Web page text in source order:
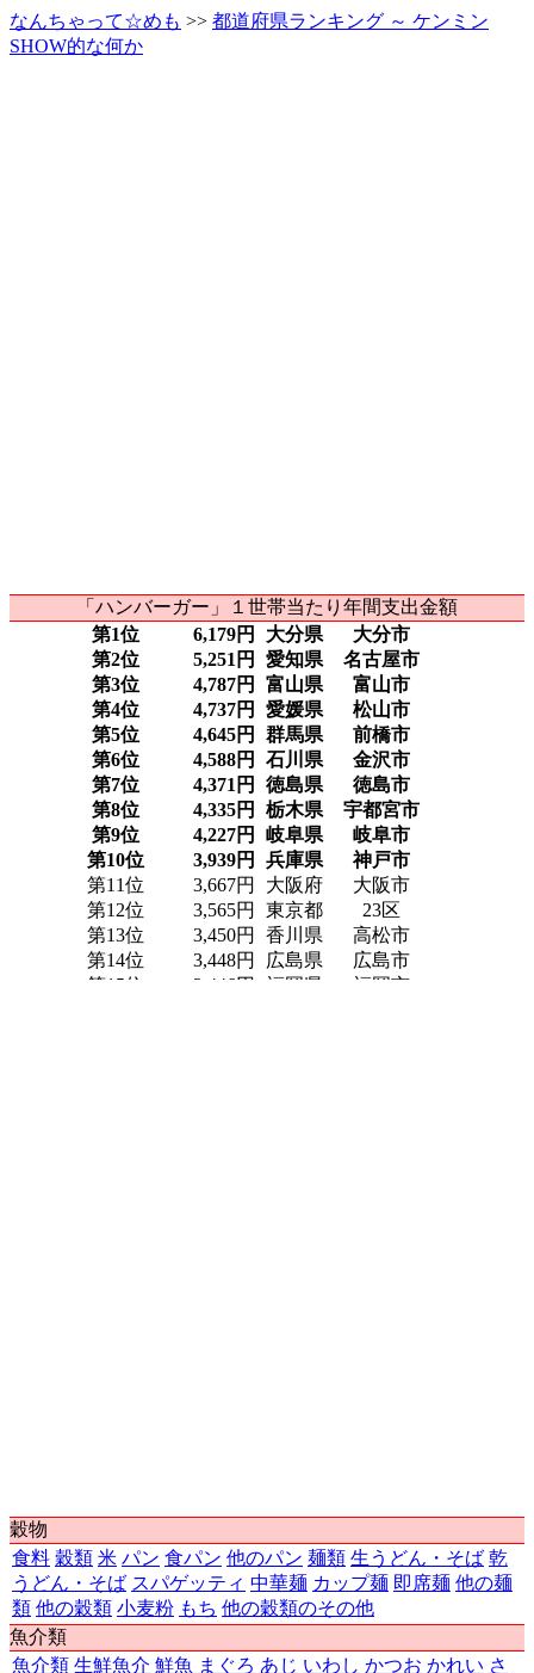
なんちゃって☆めも >> 都道府県ランキング ～ ケンミン
SHOW的な何か
「ハンバーガー」１世帯当たり年間支出金額
第1位
6,179円 大分県
大分市
第2位
5,251円 愛知県
名古屋市
第3位
4,787円 富山県
富山市
第4位
4,737円 愛媛県
松山市
第5位
4,645円 群馬県
前橋市
第6位
4,588円 石川県
金沢市
第7位
4,371円 徳島県
徳島市
第8位
4,335円 栃木県
宇都宮市
第9位
4,227円 岐阜県
岐阜市
第10位
3,939円 兵庫県
神戸市
第11位
3,667円 大阪府
大阪市
第12位
3,565円 東京都
23区
第13位
3,450円 香川県
高松市
第14位
3,448円 広島県
広島市
第15位
3,446円 福岡県
福岡市
第38位
2,332円 秋田県
秋田市
第39位
2,154円 青森県
青森市
第40位
2,136円 佐賀県
佐賀市
第42位
2,064円 千葉県
千葉市
穀物
食料 穀類 米 パン 食パン 他のパン 麺類 生うどん・そば 乾
うどん・そば スパゲッティ 中華麺 カップ麺 即席麺 他の麺
類 他の穀類 小麦粉 もち 他の穀類のその他
魚介類
魚介類 生鮮魚介 鮮魚 まぐろ あじ いわし かつお かれい さ